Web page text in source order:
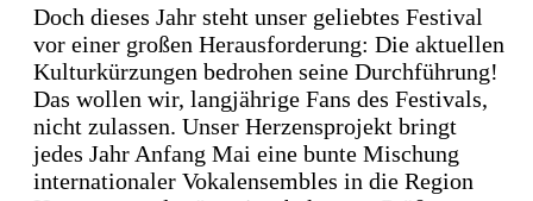
Doch dieses Jahr steht unser geliebtes Festival
vor einer großen Herausforderung: Die aktuellen
Kulturkürzungen bedrohen seine Durchführung!
Das wollen wir, langjährige Fans des Festivals,
nicht zulassen. Unser Herzensprojekt bringt
jedes Jahr Anfang Mai eine bunte Mischung
internationaler Vokalensembles in die Region